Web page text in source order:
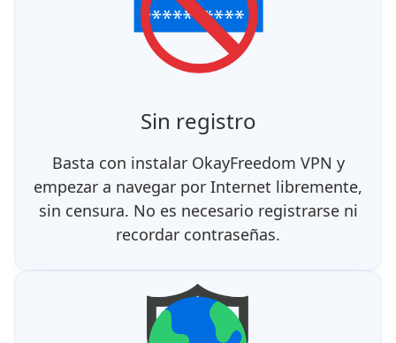
Sin registro
Basta con instalar OkayFreedom VPN y
empezar a navegar por Internet libremente,
sin censura. No es necesario registrarse ni
recordar contraseñas.